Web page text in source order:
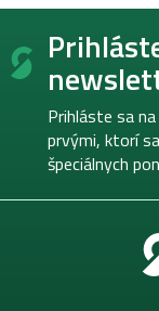
Z
Prihláste sa
prvými, ktorí
špeciálnych